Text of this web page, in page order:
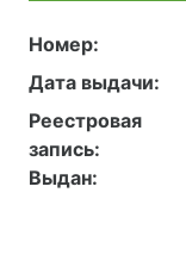
Номер:
Дата выдачи:
Реестровая
запись:
Выдан: